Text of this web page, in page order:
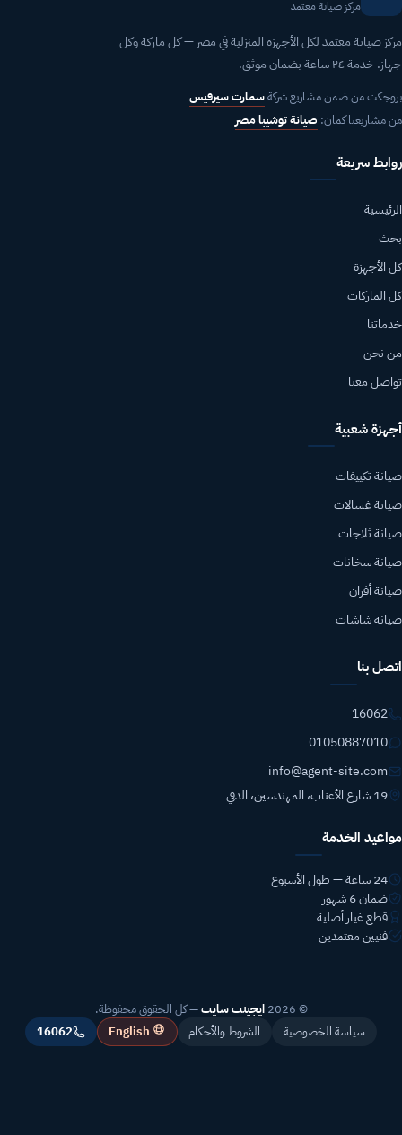
مركز صيانة معتمد
مركز صيانة معتمد لكل الأجهزة المنزلية في مصر — كل ماركة وكل
جهاز. خدمة ٢٤ ساعة بضمان موثق.
بروجكت من ضمن مشاريع شركةسمارت سيرفيس
من مشاريعنا كمان: صيانة توشيبا مصر
روابط سريعة
الرئيسية
بحث
كل الأجهزة
كل الماركات
خدماتنا
من نحن
تواصل معنا
أجهزة شعبية
صيانة تكييفات
صيانة غسالات
صيانة ثلاجات
صيانة سخانات
صيانة أفران
صيانة شاشات
اتصل بنا
16062
01050887010
info@agent-site.com
19 شارع الأعناب، المهندسين، الدقي
مواعيد الخدمة
24 ساعة — طول الأسبوع
ضمان 6 شهور
قطع غيار أصلية
فنيين معتمدين
© 2026 ايجينت سايت— كل الحقوق محفوظة.
سياسة الخصوصية
الشروط والأحكام English
16062